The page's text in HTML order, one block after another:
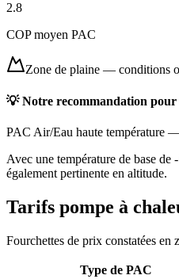
2.8
COP moyen PAC
Zone de plaine — conditions
💡 Notre recommandation pour
PAC Air/Eau haute température
Avec une température de base de
également pertinente en altitude.
Tarifs pompe à
Fourchettes de prix constatées en
Type de PAC